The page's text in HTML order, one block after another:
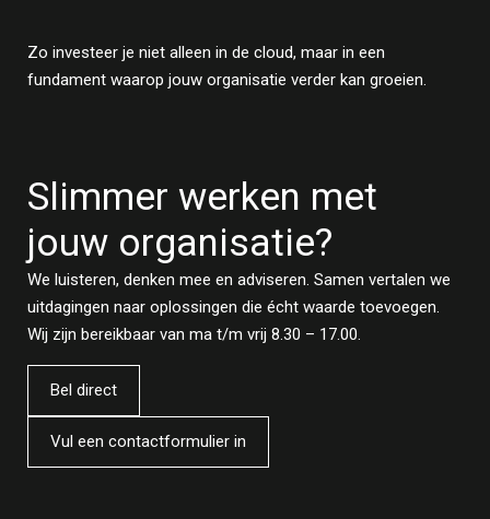
Zo investeer je niet alleen in de cloud, maar in een
fundament waarop jouw organisatie verder kan groeien.
Slimmer werken met
jouw organisatie?
We luisteren, denken mee en adviseren. Samen vertalen we
uitdagingen naar oplossingen die écht waarde toevoegen.
Wij zijn bereikbaar van ma t/m vrij 8.30 – 17.00.
Bel direct
Vul een contactformulier in